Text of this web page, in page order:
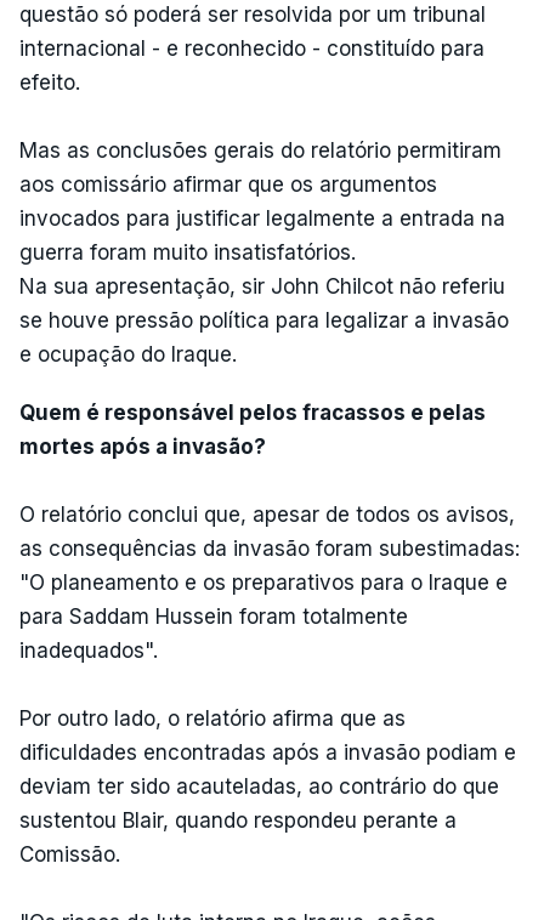
questão só poderá ser resolvida por um tribunal
internacional - e reconhecido - constituído para
efeito.
Mas as conclusões gerais do relatório permitiram
aos comissário afirmar que os argumentos
invocados para justificar legalmente a entrada na
guerra foram muito insatisfatórios.
Na sua apresentação, sir John Chilcot não referiu
se houve pressão política para legalizar a invasão
e ocupação do Iraque.
Quem é responsável pelos fracassos e pelas
mortes após a invasão?
O relatório conclui que, apesar de todos os avisos,
as consequências da invasão foram subestimadas:
"O planeamento e os preparativos para o Iraque e
para Saddam Hussein foram totalmente
inadequados".
Por outro lado, o relatório afirma que as
dificuldades encontradas após a invasão podiam e
deviam ter sido acauteladas, ao contrário do que
sustentou Blair, quando respondeu perante a
Comissão.